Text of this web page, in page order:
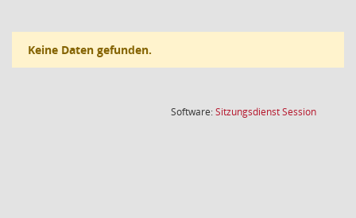
Keine Daten gefunden.
Software:SitzungsdienstSession(Wird in